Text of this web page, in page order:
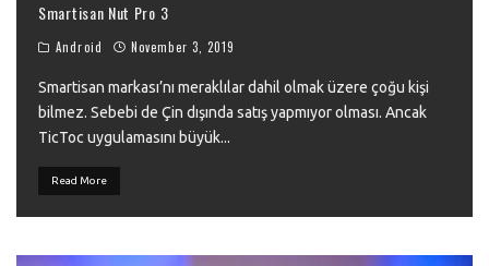
Smartisan Nut Pro 3
Android November 3, 2019
Smartisan markası’nı meraklılar dahil olmak üzere çoğu kişi
bilmez. Sebebi de Çin dışında satış yapmıyor olması. Ancak
TicToc uygulamasını büyük...
Read More